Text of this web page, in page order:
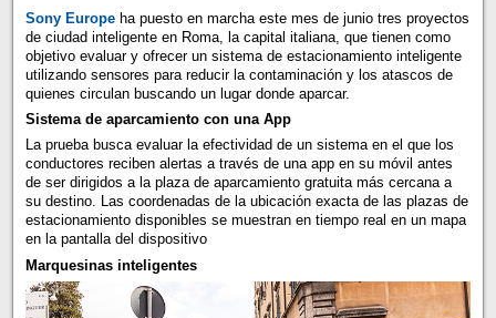
Sony Europeha puesto en marcha este mes de junio tres proyectos
de ciudad inteligente en Roma, la capital italiana, que tienen como
objetivo evaluar y ofrecer un sistema de estacionamiento inteligente
utilizando sensores para reducir la contaminación y los atascos de
quienes circulan buscando un lugar donde aparcar.
Sistema de aparcamiento con una App
La prueba busca evaluar la efectividad de un sistema en el que los
conductores reciben alertas a través de una app en su móvil antes
de ser dirigidos a la plaza de aparcamiento gratuita más cercana a
su destino. Las coordenadas de la ubicación exacta de las plazas de
estacionamiento disponibles se muestran en tiempo real en un mapa
en la pantalla del dispositivo
Marquesinas inteligentes